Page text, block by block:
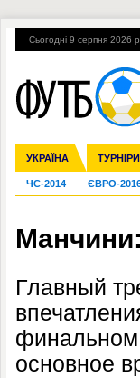
Сьогодні 9 серпня 2026 р.
УКРАЇНА ТУРНІРИ
Збірна Прем'єр-ліга
Ліга чемпіонів
Англія Іспанія
ЧС-2014 ЄВРО-
Гарячі теми УПЛ, 2-
Главный
финальном
основное